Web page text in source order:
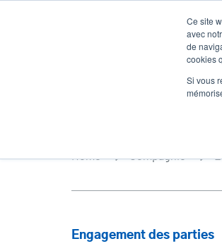
Ce site
avec
de
cookies
Si vous
Home Compagnie
Engagement des parties